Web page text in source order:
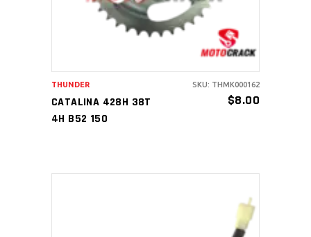
CATALINA 428H 38T
4H B52 150
$8.00
THUNDER SKU: THMK000162